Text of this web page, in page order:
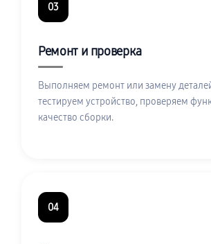
03
Ремонт и проверка
Выполняем ремонт или замену
тестируем устройство, проверяем
качество сборки.
04